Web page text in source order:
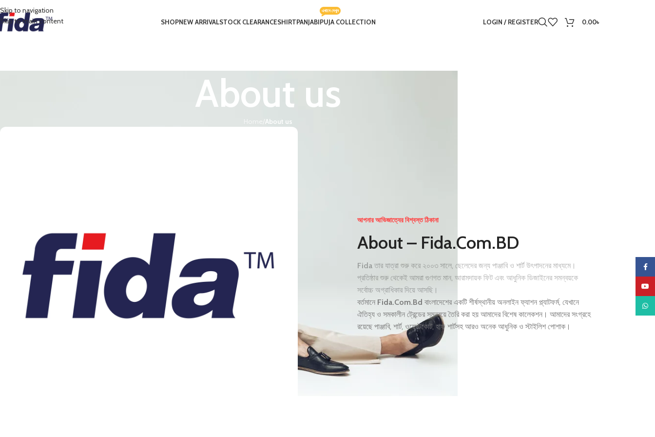
Skip to navigation
Skip to main content
SHOPNEW ARRIVALSTOCK CLEARANCESHIRTPANJABIPUJA COLLECTION
এখানে দেখুন
LOGIN / REGISTER 0.00৳
About us
/About us
আপনার আভিজাত্যের বিশ্বস্ত ঠিকানা
About – Fida.Com.BD
Fidaতার যাত্রা শুরু করে ২০০৩ সালে, ছেলেদের জন্য পাঞ্জাবি ও শার্ট উৎপাদনের মাধ্যমে।
প্রতিষ্ঠার শুরু থেকেই আমরা গুণগত মান, আরামদায়ক ফিট এবং আধুনিক ডিজাইনের সমন্বয়কে
সর্বোচ্চ অগ্রাধিকার দিয়ে আসছি।
বর্তমানে Fida.Com.Bd বাংলাদেশের একটি শীর্ষস্থানীয় অনলাইন ফ্যাশন প্ল্যাটফর্ম, যেখানে
ঐতিহ্য ও সমকালীন ট্রেন্ডের সমন্বয়ে তৈরি করা হয় আমাদের বিশেষ কালেকশন। আমাদের সংগ্রহে
রয়েছে পাঞ্জাবি, শার্ট, ওয়েস্টকোট, হাফ শার্টসহ আরও অনেক আধুনিক ও স্টাইলিশ পোশাক।